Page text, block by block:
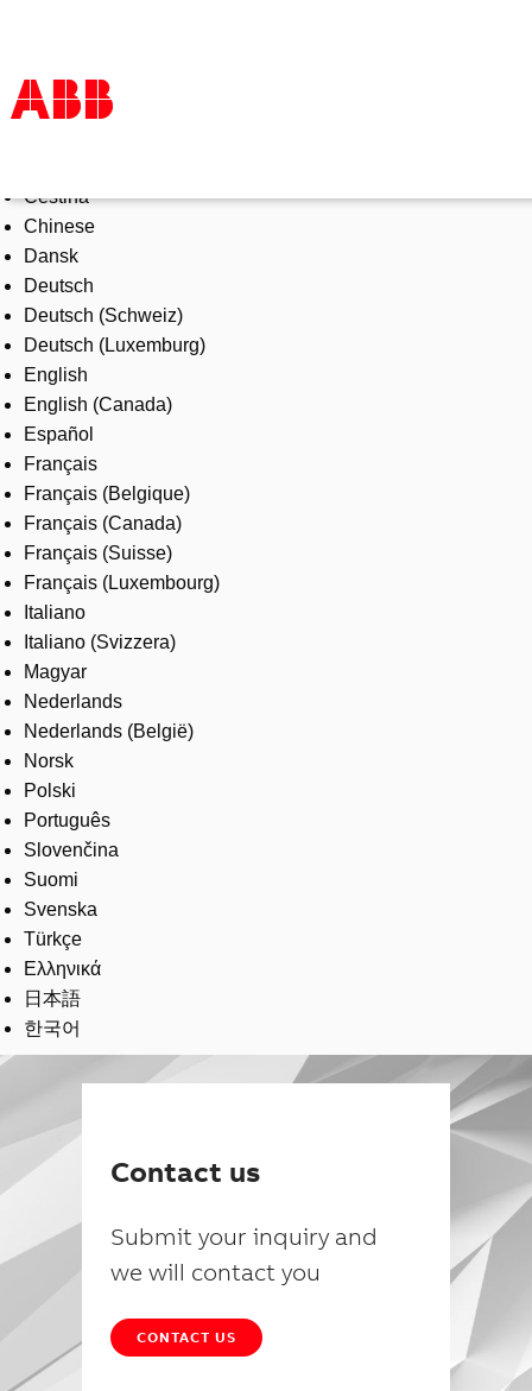
Products & Solutions
Industries
Services
About us
Where to buy
Contact us
Careers
Čeština
Chinese
Dansk
Deutsch
Deutsch (Schweiz)
Deutsch (Luxemburg)
English
English (Canada)
Español
Français
Français (Belgique)
Français (Canada)
Français (Suisse)
Français (Luxembourg)
Italiano
Italiano (Svizzera)
Magyar
Nederlands
Nederlands (België)
Norsk
Polski
Português
Slovenčina
Suomi
Svenska
Türkçe
Ελληνικά
日本語
한국어
Contact us
Submit your inquiry and
we will contact you
CONTACT US